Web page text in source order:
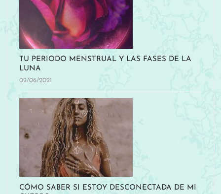
TU PERIODO MENSTRUAL Y LAS FASES DE LA
LUNA
02/06/2021
CÓMO SABER SI ESTOY DESCONECTADA DE MI